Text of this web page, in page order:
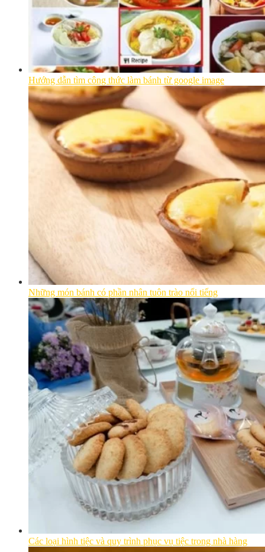
Hướng dẫn tìm công thức làm bánh từ google image
Những món bánh có phần nhân tuôn trào nổi tiếng
Các loại hình tiệc và quy trình phục vụ tiệc trong nhà hàng